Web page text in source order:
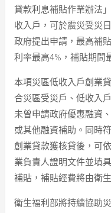
貸款利息補貼作業辦法
收入戶，可於震災受災
政府提出申請，最高補
利率最高4%，補貼期間
本項災區低收入戶創業
合災區受災戶、低收入
未曾申請政府優惠融資
或其他融資補助。同時
創業貸款獲核貸後，可
業負責人證明文件並填
補貼，補貼經費將由衛
衛生福利部將持續協助